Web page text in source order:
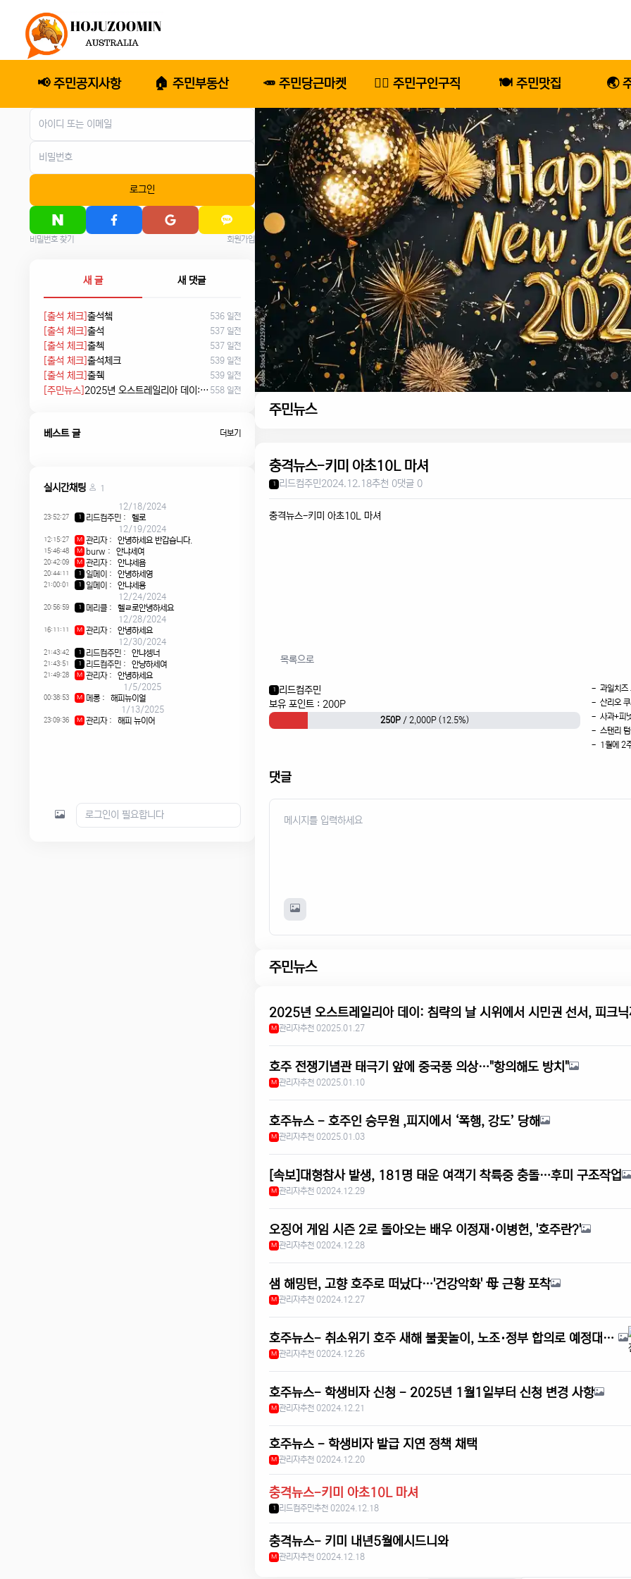
📢 주민공지사항 🏠 주민부동산 🥕 주민당근마켓 🕵️‍♂️ 주민구인구직 🍽️ 주민맛집 🌏
로그인
비밀번호 찾기 회원가입
새 글 새 댓글
[출석 체크] 출석쳌 536 일전
[출석 체크] 출석 537 일전
[출석 체크] 출첵 537 일전
[출석 체크] 출석체크 539 일전
[출석 체크] 출췍 539 일전
[주민뉴스] 2025년 오스트레일리아 데이: 침략의 날 시위에서 시민권 선서, 피크닉까지 558 일전
베스트 글 더보기
실시간채팅
1
12/18/2024
23:52:27 1 리드컴주민 :
헬로
12/19/2024
12:15:27 M 관리자: 안녕하세요 반갑습니다.
15:46:48 M burw : 안냐세여
20:42:09 M 관리자: 안냐세욤
20:44:11 1 일메이 : 안녕하세영
21:00:01 1 일메이 :
안냐세용
12/24/2024
20:56:59 1 메리클:
헬ㄹ로안녕하세요
12/28/2024
16:11:11 M 관리자:
안녕하세요
12/30/2024
21:43:42 1 리드컴주민 : 안냐셍너
21:43:51 1 리드컴주민 : 안냥하세여
21:49:28 M 관리자:
안녕하세요
1/5/2025
00:38:53 M 메롱:
해피뉴이얼
1/13/2025
23:09:36 M 관리자: 해피 뉴이어
주민뉴스
충격뉴스-키미 아초10L 마셔
1 리드컴주민2024.12.18추천 0댓글 0
충격뉴스-키미 아초10L 마셔
목록으로
1 리드컴주민
보유 포인트 : 200P
250P / 2,000P (12.5%)
- 과일치즈
- 산리오 쿠
- 사과+피
- 스탠리
- 1월에 2주
댓글
주민뉴스
2025년 오스트레일리아 데이: 침략의 날 시위에서 시민권 선서, 피크닉
M 관리자추천 02025.01.27
호주 전쟁기념관 태극기 앞에 중국풍 의상…"항의해도 방치"
M 관리자추천 02025.01.10
호주뉴스 - 호주인 승무원 ,피지에서 ‘폭행, 강도’ 당해
M 관리자추천 02025.01.03
[속보]대형참사 발생, 181명 태운 여객기 착륙중 충돌…후미 구조작업
M 관리자추천 02024.12.29
오징어 게임 시즌 2로 돌아오는 배우 이정재·이병헌, '호주란?'
M 관리자추천 02024.12.28
샘 해밍턴, 고향 호주로 떠났다…'건강악화' 母 근황 포착
M 관리자추천 02024.12.27
호주뉴스- 취소위기 호주 새해 불꽃놀이, 노조·정부 합의로 예정대로 진행
M 관리자추천 02024.12.26
호주뉴스- 학생비자 신청 - 2025년 1월1일부터 신청 변경 사항
M 관리자추천 02024.12.21
호주뉴스 - 학생비자 발급 지연 정책 채택
M 관리자추천 02024.12.20
충격뉴스-키미 아초10L 마셔
1 리드컴주민추천 02024.12.18
충격뉴스- 키미 내년5월에시드니와
M 관리자추천 02024.12.18